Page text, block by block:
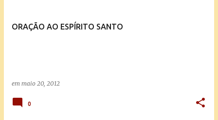
ORAÇÃO AO ESPÍRITO SANTO
em maio 20, 2012
0